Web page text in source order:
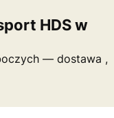
HDS w
— dostawa ,